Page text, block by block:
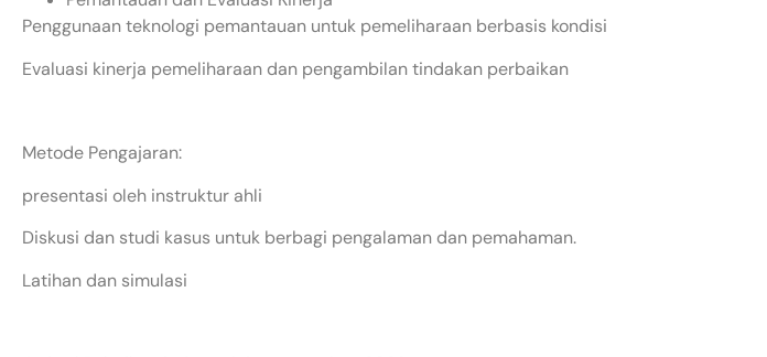
Penggunaan teknologi pemantauan untuk pemeliharaan berbasis kondisi
Evaluasi kinerja pemeliharaan dan pengambilan tindakan perbaikan
Metode Pengajaran:
presentasi oleh instruktur ahli
Diskusi dan studi kasus untuk berbagi pengalaman dan pemahaman.
Latihan dan simulasi